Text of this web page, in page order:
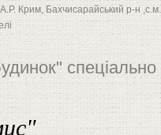
А.Р. Крим, Бахчисарайський р-н